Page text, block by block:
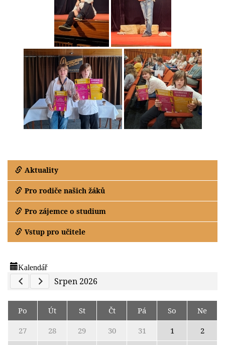
Aktuality
Pro rodiče našich žáků
Pro zájemce o studium
Vstup pro učitele
Kalendář
Previous Calendar
Next Calendar
Srpen 2026
Po Út St Čt Pá So
Ne
27
28 29 30 31 1
2